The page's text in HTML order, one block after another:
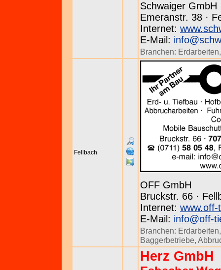
Schwaiger GmbH
Emeranstr. 38 ·
Internet:
E-Mail:
Branchen: Erdarbeiten
Fellbach
OFF GmbH
Bruckstr. 66 ·
Internet: www.off-
E-Mail: info@off-
Branchen: Erdarbeiten
Baggerbetriebe,
Herz GmbH